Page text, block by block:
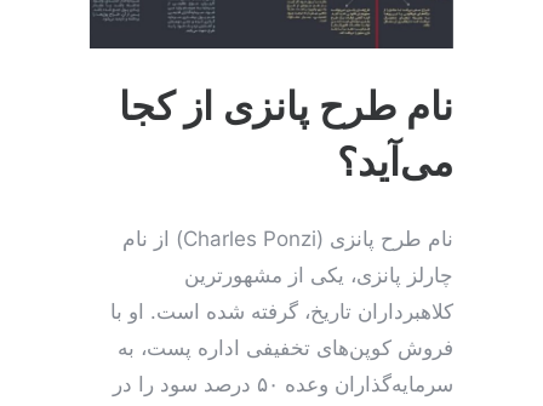
نام طرح پانزی از کجا
می‌آید؟
نام طرح پانزی (Charles Ponzi) از نام
چارلز پانزی، یکی از مشهورترین
کلاهبرداران تاریخ، گرفته شده است. او با
فروش کوپن‌های تخفیفی اداره پست، به
سرمایه‌گذاران وعده ۵۰ درصد سود را در